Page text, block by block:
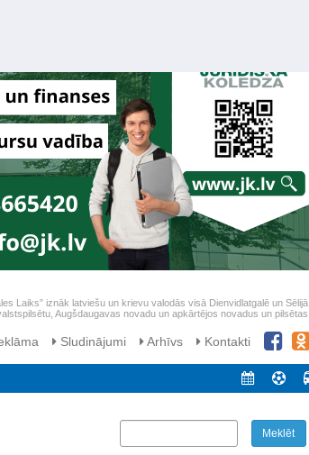
Laiks” iznāk latviešu un krievu valodās visā Dienvidlatgalē un Sēlijā,
Augšdaugavas novadu un apkārtējos novadus un pilsētas.
Sludinājumi Arhīvs Kontakti